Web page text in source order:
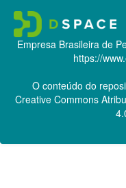
Empresa Brasileira de
https://
O conteúdo do
Creative Commons